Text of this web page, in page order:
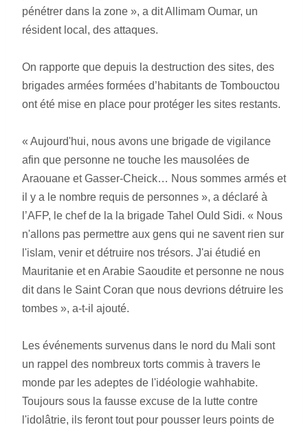
pénétrer dans la zone », a dit Allimam Oumar, un
résident local, des attaques.
On rapporte que depuis la destruction des sites, des
brigades armées formées d’habitants de Tombouctou
ont été mise en place pour protéger les sites restants.
« Aujourd'hui, nous avons une brigade de vigilance
afin que personne ne touche les mausolées de
Araouane et Gasser-Cheick… Nous sommes armés et
il y a le nombre requis de personnes », a déclaré à
l’AFP, le chef de la la brigade Tahel Ould Sidi. « Nous
n'allons pas permettre aux gens qui ne savent rien sur
l'islam, venir et détruire nos trésors. J'ai étudié en
Mauritanie et en Arabie Saoudite et personne ne nous
dit dans le Saint Coran que nous devrions détruire les
tombes », a-t-il ajouté.
Les événements survenus dans le nord du Mali sont
un rappel des nombreux torts commis à travers le
monde par les adeptes de l'idéologie wahhabite.
Toujours sous la fausse excuse de la lutte contre
l'idolâtrie, ils feront tout pour pousser leurs points de